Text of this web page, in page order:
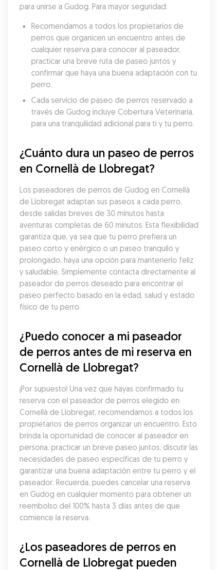
para unirse a Gudog. Para mayor seguridad:
Recomendamos a todos los propietarios de
perros que organicen un encuentro antes de
cualquier reserva para conocer al paseador,
practicar una breve ruta de paseo juntos y
confirmar que haya una buena adaptación con tu
perro.
Cada servicio de paseo de perros reservado a
través de Gudog incluye Cobertura Veterinaria,
para una tranquilidad adicional para ti y tu perro.
¿Cuánto dura un paseo de perros
en Cornellà de Llobregat?
Los paseadores de perros de Gudog en Cornellà
de Llobregat adaptan sus paseos a cada perro,
desde salidas breves de 30 minutos hasta
aventuras completas de 60 minutos. Esta flexibilidad
garantiza que, ya sea que tu perro prefiera un
paseo corto y enérgico o un paseo tranquilo y
prolongado, haya una opción para mantenerlo feliz
y saludable. Simplemente contacta directamente al
paseador de perros deseado para encontrar el
paseo perfecto basado en la edad, salud y estado
físico de tu perro.
¿Puedo conocer a mi paseador
de perros antes de mi reserva en
Cornellà de Llobregat?
¡Por supuesto! Una vez que hayas confirmado tu
reserva con el paseador de perros elegido en
Cornellà de Llobregat, recomendamos a todos los
propietarios de perros organizar un encuentro. Esto
brinda la oportunidad de conocer al paseador en
persona, practicar un breve paseo juntos, discutir las
necesidades de paseo específicas de tu perro y
garantizar una buena adaptación entre tu perro y el
paseador. Recuerda, puedes cancelar una reserva
en Gudog en cualquier momento para obtener un
reembolso del 100% hasta 3 días antes de que
comience la reserva.
¿Los paseadores de perros en
Cornellà de Llobregat pueden